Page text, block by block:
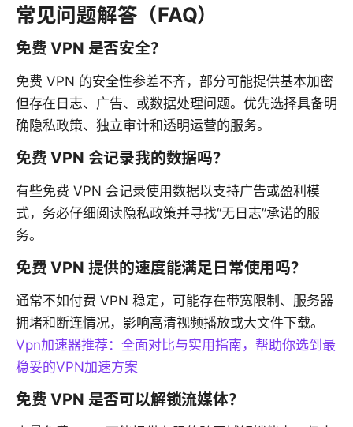
常见问题解答（FAQ）
免费 VPN 是否安全？
免费 VPN 的安全性参差不齐，部分可能提供基本加密
但存在日志、广告、或数据处理问题。优先选择具备明
确隐私政策、独立审计和透明运营的服务。
免费 VPN 会记录我的数据吗？
有些免费 VPN 会记录使用数据以支持广告或盈利模
式，务必仔细阅读隐私政策并寻找“无日志”承诺的服
务。
免费 VPN 提供的速度能满足日常使用吗？
通常不如付费 VPN 稳定，可能存在带宽限制、服务器
拥堵和断连情况，影响高清视频播放或大文件下载。
Vpn加速器推荐：全面对比与实用指南，帮助你选到最
稳妥的VPN加速方案
免费 VPN 是否可以解锁流媒体？